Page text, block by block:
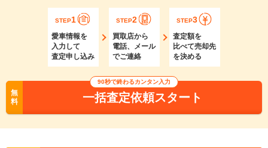
STEP1
愛車情報を
入力して
査定申し込み
STEP2
買取店から
電話、メール
でご連絡
STEP3
査定額を
比べて売却先
を決める
無
料
90秒で終わるカンタン入力
一括査定依頼スタート